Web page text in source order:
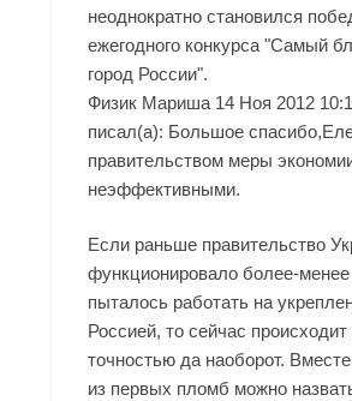
неоднократно становился
ежегодного конкурса "Самый
город России".
Физик Мариша 14 Ноя 2012
писал(а): Большое
правительством меры
неэффективными.
Если раньше правительство
функционировало более-
пыталось работать на
Россией, то сейчас происходит
точностью да наоборот.
из первых пломб можно